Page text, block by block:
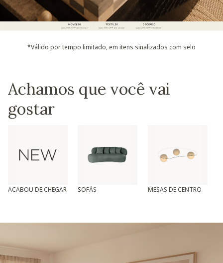
*Válido por tempo limitado, em itens sinalizados com selo
Achamos que você vai
gostar
ACABOU DE CHEGAR SOFÁS MESAS DE CENTRO